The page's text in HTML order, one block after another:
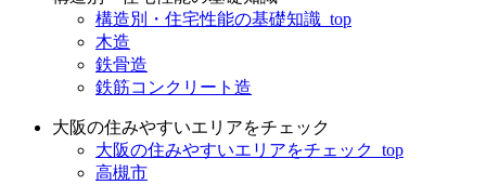
構造別・住宅性能の基礎知識_top
木造
鉄骨造
鉄筋コンクリート造
大阪の住みやすいエリアをチェック
大阪の住みやすいエリアをチェック_top
高槻市